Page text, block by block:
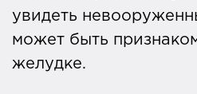
увидеть
может быть
желудке.